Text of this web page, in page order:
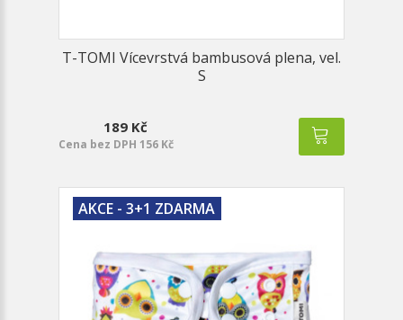
T-TOMI Vícevrstvá bambusová plena, vel.
S
189 Kč
Cena bez DPH 156 Kč
AKCE - 3+1 ZDARMA